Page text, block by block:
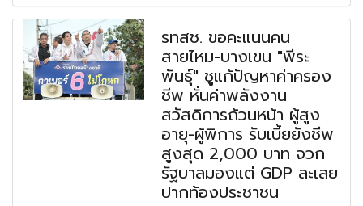
รทสช. ขอคะแนนคน
สายไหม-บางเขน "พีระ
พันธุ์" ชูแก้ปัญหาค่าครอง
ชีพ หั่นค่าพลังงาน
สวัสดิการถ้วนหน้า ผู้สูง
อายุ-ผู้พิการ รับเบี้ยยังชีพ
สูงสุด 2,000 บาท จวก
รัฐบาลมองแต่ GDP ละเลย
ปากท้องประชาชน